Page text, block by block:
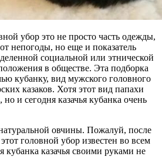
убор это не просто часть одежды,
непогоды, но еще и показатель
социальной или этнической
в обществе. Эта подборка
кубанку, вид мужского головного
казаков. Хотя этот вид папахи
и сегодня казачья кубанка очень
овчины. Пожалуй, после
головной убор известен во всем
кубанка казачья своими руками не